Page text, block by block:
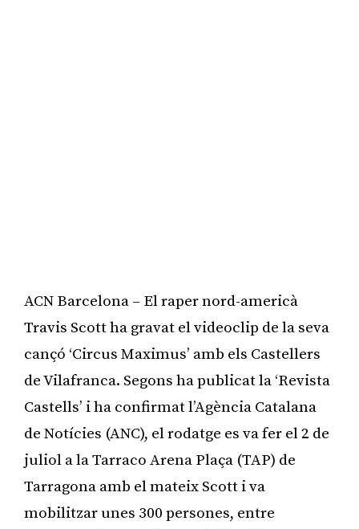
ACN Barcelona – El raper nord-americà
Travis Scott ha gravat el videoclip de la seva
cançó ‘Circus Maximus’ amb els Castellers
de Vilafranca. Segons ha publicat la ‘Revista
Castells’ i ha confirmat l’Agència Catalana
de Notícies (ANC), el rodatge es va fer el 2 de
juliol a la Tarraco Arena Plaça (TAP) de
Tarragona amb el mateix Scott i va
mobilitzar unes 300 persones, entre